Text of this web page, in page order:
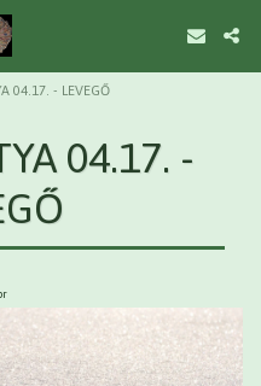
04.17. - LEVEGŐ
04.17. -